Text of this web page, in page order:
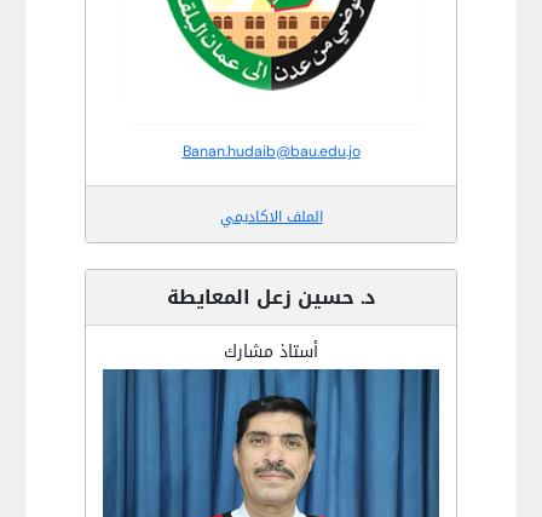
Banan.hudaib@bau.edu.jo
الملف الاكاديمي
د. حسين زعل المعايطة
أستاذ مشارك